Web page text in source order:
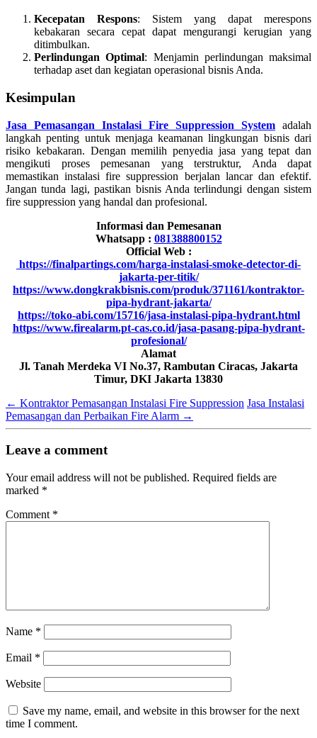
Kecepatan Respons: Sistem yang dapat merespons
kebakaran secara cepat dapat mengurangi kerugian yang
ditimbulkan.
Perlindungan Optimal: Menjamin perlindungan maksimal
terhadap aset dan kegiatan operasional bisnis Anda.
Kesimpulan
Jasa Pemasangan Instalasi Fire Suppression System adalah
langkah penting untuk menjaga keamanan lingkungan bisnis dari
risiko kebakaran. Dengan memilih penyedia jasa yang tepat dan
mengikuti proses pemesanan yang terstruktur, Anda dapat
memastikan instalasi fire suppression berjalan lancar dan efektif.
Jangan tunda lagi, pastikan bisnis Anda terlindungi dengan sistem
fire suppression yang handal dan profesional.
Informasi dan Pemesanan
Whatsapp : 081388800152
Official Web :
https://finalpartings.com/harga-instalasi-smoke-detector-di-
jakarta-per-titik/
https://www.dongkrakbisnis.com/produk/371161/kontraktor-
pipa-hydrant-jakarta/
https://toko-abi.com/15716/jasa-instalasi-pipa-hydrant.html
https://www.firealarm.pt-cas.co.id/jasa-pasang-pipa-hydrant-
profesional/
Alamat
Jl. Tanah Merdeka VI No.37, Rambutan Ciracas, Jakarta
Timur, DKI Jakarta 13830
← Kontraktor Pemasangan Instalasi Fire Suppression Jasa Instalasi
Pemasangan dan Perbaikan Fire Alarm →
Leave a comment
Your email address will not be published. Required fields are
marked *
Comment *
Name *
Email *
Website
Save my name, email, and website in this browser for the next
time I comment.